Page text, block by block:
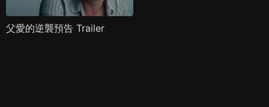
父愛的逆襲預告 Trailer